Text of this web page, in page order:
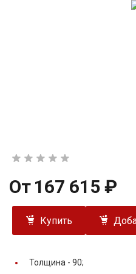
От 167 615 ₽
Купить
Толщина - 90;